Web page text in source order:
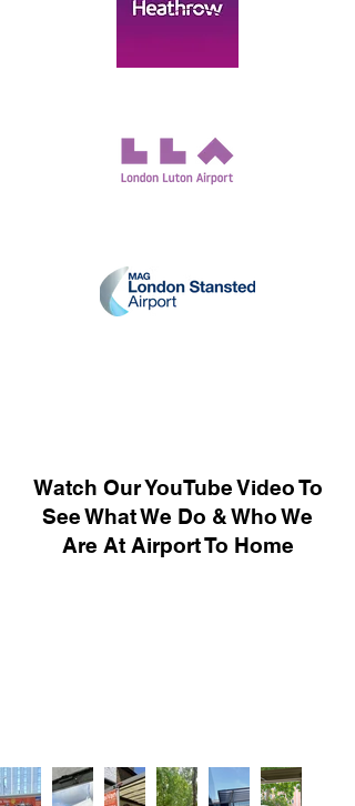
Watch Our YouTube Video To
See What We Do & Who We
Are At Airport To Home